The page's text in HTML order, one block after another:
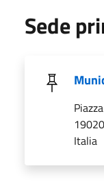
Sede
Italia